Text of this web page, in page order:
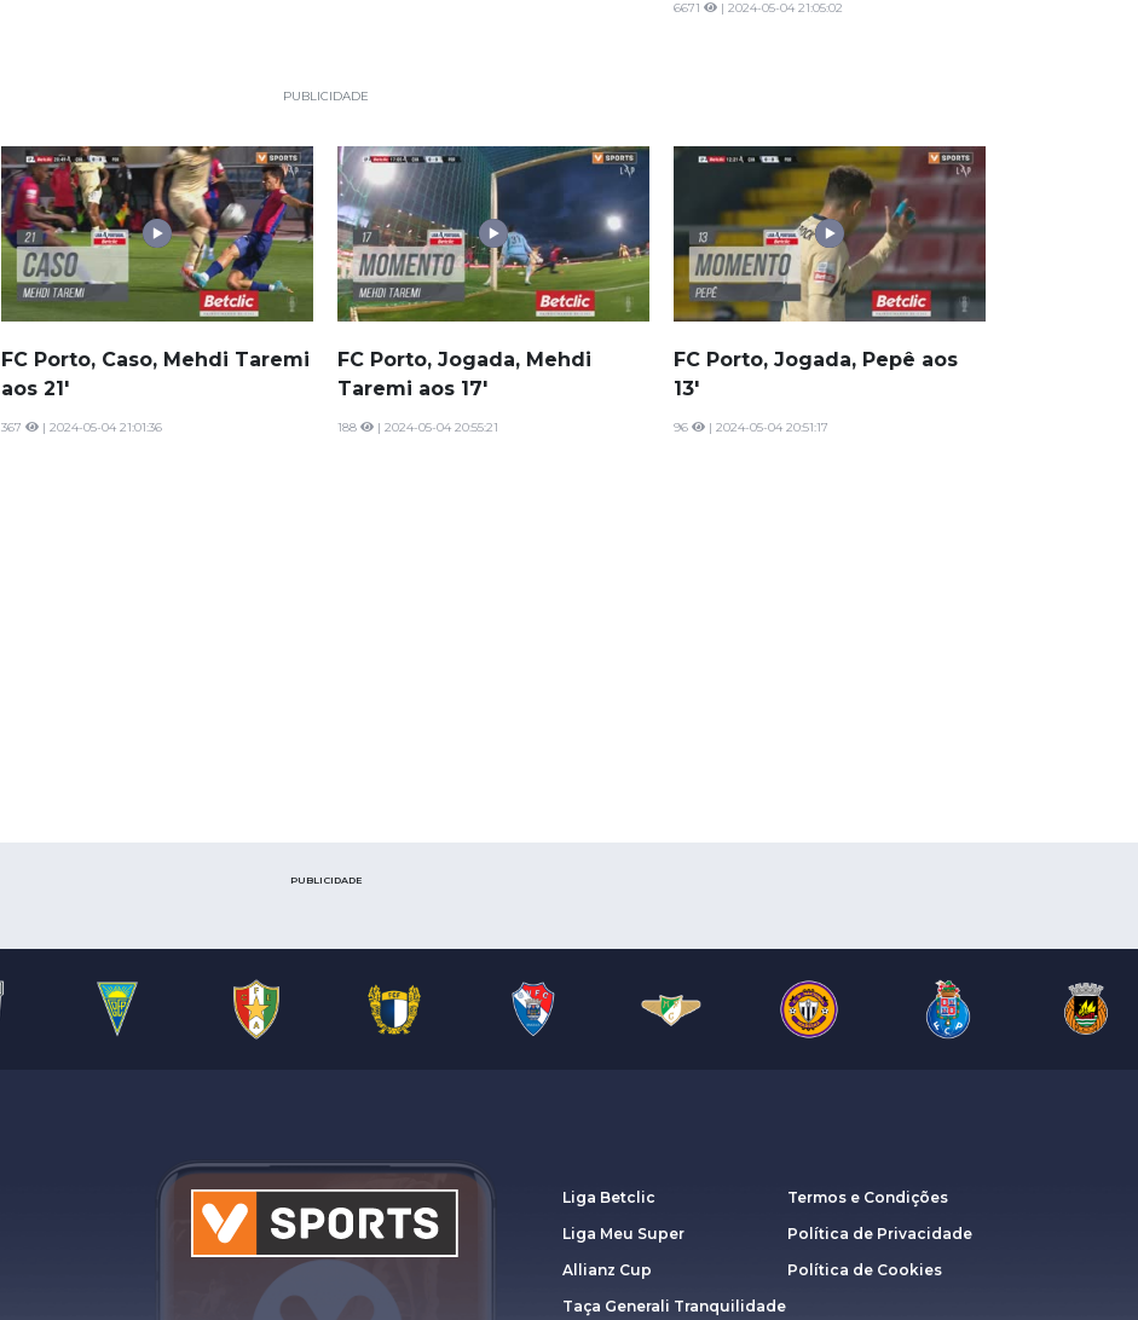
6671 | 2024-05-04 21:05:02
PUBLICIDADE
FC Porto, Caso, Mehdi Taremi
aos 21'
367 | 2024-05-04 21:01:36
FC Porto, Jogada, Mehdi
Taremi aos 17'
188 | 2024-05-04 20:55:21
FC Porto, Jogada, Pepê aos
13'
96 | 2024-05-04 20:51:17
PUBLICIDADE
Liga Betclic
Liga Meu Super
Allianz Cup
Taça Generali Tranquilidade
Termos e Condições
Política de Privacidade
Política de Cookies